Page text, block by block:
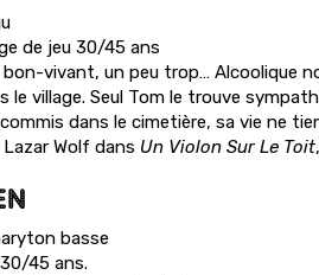
de jeu 30/45 ans
vivant, un peu trop… Alcoolique
le village. Seul Tom le trouve
dans le cimetière, sa vie ne
Wolf dans Un Violon Sur Le Toit
basse
45 ans.